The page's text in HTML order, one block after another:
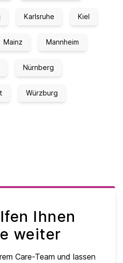
Karlsruhe Kiel
Mainz Mannheim
Nürnberg
Würzburg
Ihnen
weiter
Care-Team und lassen